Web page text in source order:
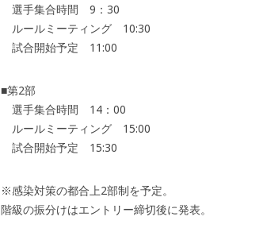
選手集合時間 9：30
ルールミーティング 10:30
試合開始予定 11:00
■第2部
選手集合時間 14：00
ルールミーティング 15:00
試合開始予定 15:30
※感染対策の都合上2部制を予定。
階級の振分けはエントリー締切後に発表。